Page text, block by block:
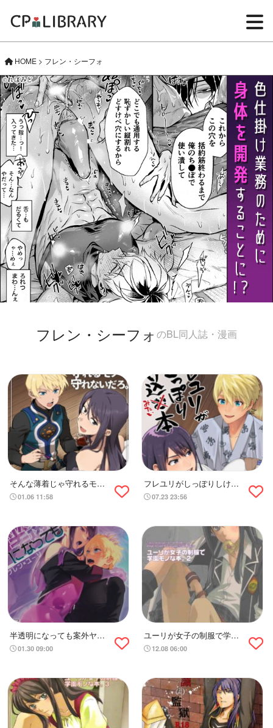
HOME > フレン・シーフォ
フレン・シーフォ のBL同人誌・漫画
そんな薄着じゃ守れるモノ
も守れないだろ。
01.06 11:58
フレユリがしっぽりしけ込
みたい本
07.23 23:56
半透明になっても案外ヤれ
る01.30 09:00
ユーリが女子の制服で学園
モノな本。２
12.08 06:00